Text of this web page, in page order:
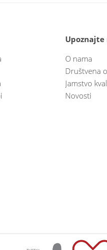
Upoznajte
O nama
Društvena
Jamstvo
Novosti